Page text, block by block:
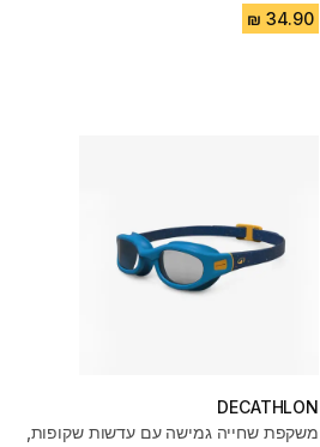
DECATHLON
משקפת שחייה גמישה עם עדשות שקופות,